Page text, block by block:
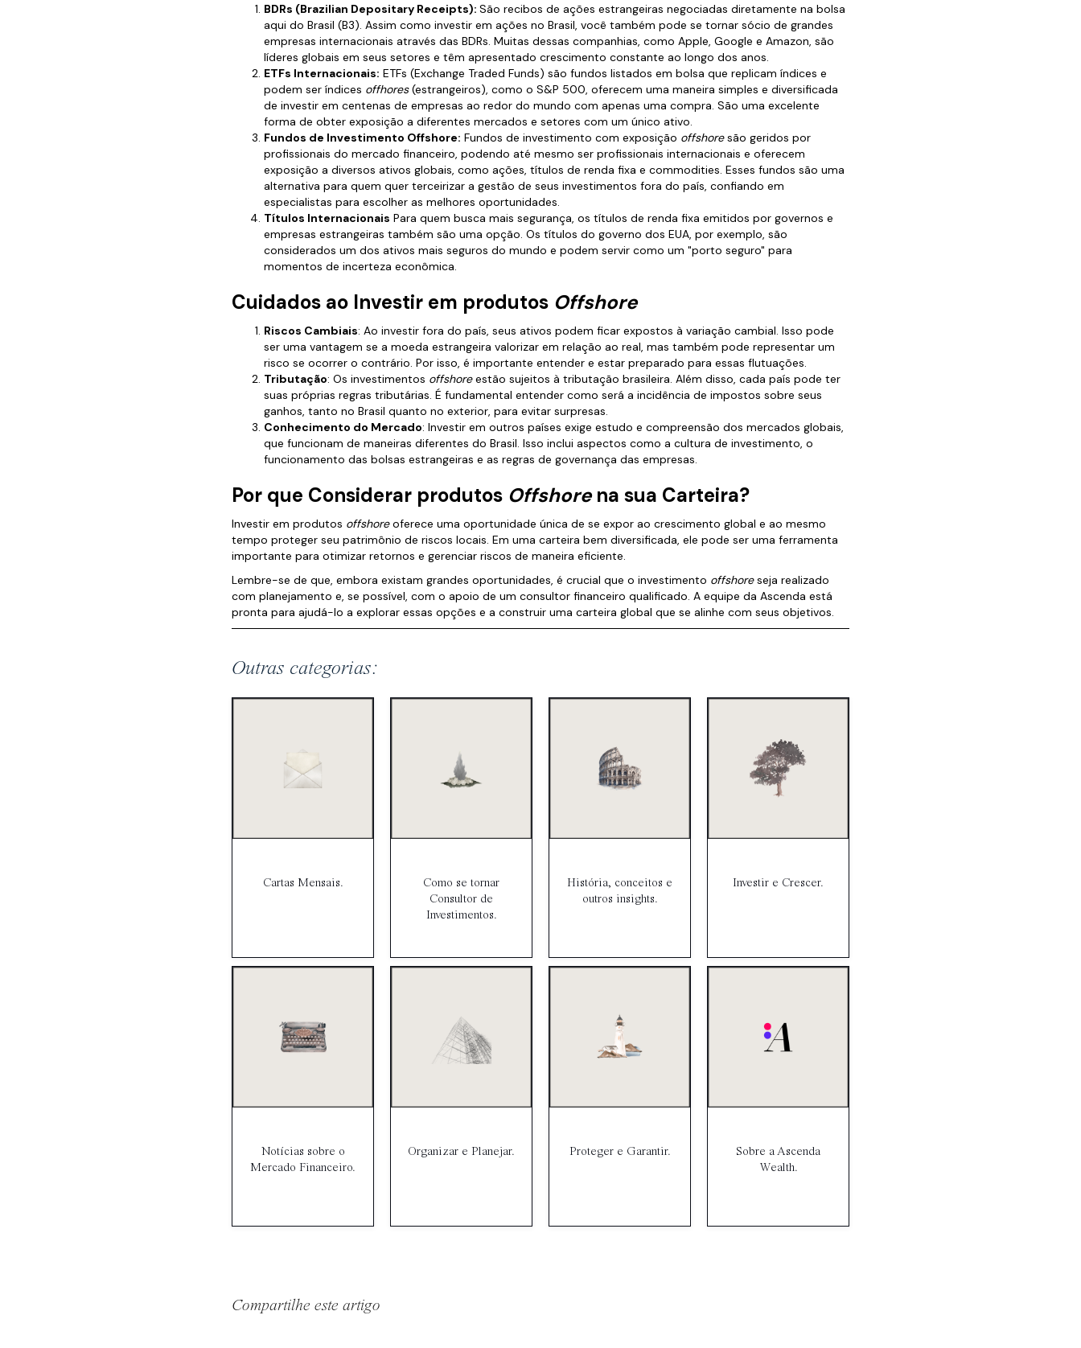
BDRs (Brazilian Depositary Receipts): São recibos de ações estrangeiras negociadas diretamente na bolsa
aqui do Brasil (B3). Assim como investir em ações no Brasil, você também pode se tornar sócio de grandes
empresas internacionais através das BDRs. Muitas dessas companhias, como Apple, Google e Amazon, são
líderes globais em seus setores e têm apresentado crescimento constante ao longo dos anos.
ETFs Internacionais: ETFs (Exchange Traded Funds) são fundos listados em bolsa que replicam índices e
podem ser índices offhores(estrangeiros), como o S&P 500, oferecem uma maneira simples e diversificada
de investir em centenas de empresas ao redor do mundo com apenas uma compra. São uma excelente
forma de obter exposição a diferentes mercados e setores com um único ativo.
Fundos de Investimento Offshore: Fundos de investimento com exposição offshoresão geridos por
profissionais do mercado financeiro, podendo até mesmo ser profissionais internacionais e oferecem
exposição a diversos ativos globais, como ações, títulos de renda fixa e commodities. Esses fundos são uma
alternativa para quem quer terceirizar a gestão de seus investimentos fora do país, confiando em
especialistas para escolher as melhores oportunidades.
Títulos Internacionais Para quem busca mais segurança, os títulos de renda fixa emitidos por governos e
empresas estrangeiras também são uma opção. Os títulos do governo dos EUA, por exemplo, são
considerados um dos ativos mais seguros do mundo e podem servir como um "porto seguro" para
momentos de incerteza econômica.
Cuidados ao Investir em produtos Offshore
Riscos Cambiais: Ao investir fora do país, seus ativos podem ficar expostos à variação cambial. Isso pode
ser uma vantagem se a moeda estrangeira valorizar em relação ao real, mas também pode representar um
risco se ocorrer o contrário. Por isso, é importante entender e estar preparado para essas flutuações.
Tributação: Os investimentos offshoreestão sujeitos à tributação brasileira. Além disso, cada país pode ter
suas próprias regras tributárias. É fundamental entender como será a incidência de impostos sobre seus
ganhos, tanto no Brasil quanto no exterior, para evitar surpresas.
Conhecimento do Mercado: Investir em outros países exige estudo e compreensão dos mercados globais,
que funcionam de maneiras diferentes do Brasil. Isso inclui aspectos como a cultura de investimento, o
funcionamento das bolsas estrangeiras e as regras de governança das empresas.
Por que Considerar produtos Offshorena sua Carteira?
Investir em produtos offshoreoferece uma oportunidade única de se expor ao crescimento global e ao mesmo
tempo proteger seu patrimônio de riscos locais. Em uma carteira bem diversificada, ele pode ser uma ferramenta
importante para otimizar retornos e gerenciar riscos de maneira eficiente.
Lembre-se de que, embora existam grandes oportunidades, é crucial que o investimento offshoreseja realizado
com planejamento e, se possível, com o apoio de um consultor financeiro qualificado. A equipe da Ascenda está
pronta para ajudá-lo a explorar essas opções e a construir uma carteira global que se alinhe com seus objetivos.
Outras categorias:
Cartas Mensais.
Como se tornar
Consultor de
Investimentos.
História, conceitos e
outros insights.
Investir e Crescer.
Notícias sobre o
Mercado Financeiro.
Organizar e Planejar. Proteger e Garantir.
Sobre a Ascenda
Wealth.
Compartilhe este artigo